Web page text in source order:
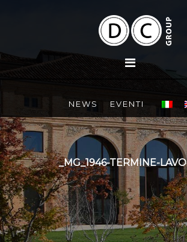
NEWS EVENTI
_MG_1946-TERMINE-